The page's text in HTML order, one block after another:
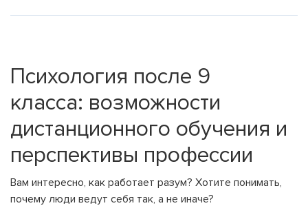
Психология после 9
класса: возможности
дистанционного обучения и
перспективы профессии
Вам интересно, как работает разум? Хотите понимать,
почему люди ведут себя так, а не иначе?